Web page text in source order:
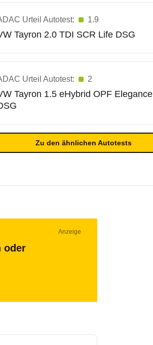
Urteil Autotest: 1.9
Tayron 2.0 TDI SCR Life DSG
Urteil Autotest: 2
Tayron 1.5 eHybrid OPF Elegance
Zu den ähnlichen Autotests
Anzeige
oder